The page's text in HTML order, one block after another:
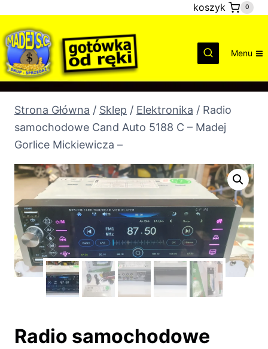
treści
koszyk 0
Menu
Strona Główna / Sklep / Elektronika / Radio
samochodowe Cand Auto 5188 C – Madej
Gorlice Mickiewicza –
Radio samochodowe